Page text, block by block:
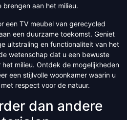
brengen aan het milieu.
een TV meubel van gerecycled
een duurzame toekomst. Geniet
uitstraling en functionaliteit van het
wetenschap dat u een bewuste
milieu. Ontdek de mogelijkheden
een stijlvolle woonkamer waarin u
respect voor de natuur.
dan andere